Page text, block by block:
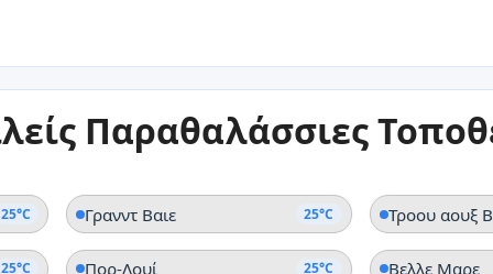
25°C
Κόλπος Τέρτλ
Παραθαλάσσιες
25°C Γρανντ Βαιε 25°C Τροου αουξ
25°C Πορ-Λουί 25°C Βελλε Μαρε